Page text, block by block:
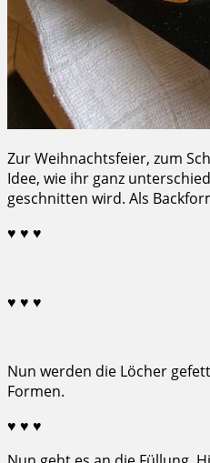
Zur Weihnachtsfeier, zum
Idee, wie ihr ganz
geschnitten wird. Als
♥ ♥ ♥
♥ ♥ ♥
Nun werden die Löcher
Formen.
♥ ♥ ♥